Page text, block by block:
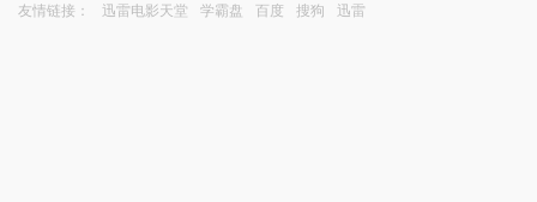
友情链接：
迅雷电影天堂 学霸盘 百度 搜狗 迅雷